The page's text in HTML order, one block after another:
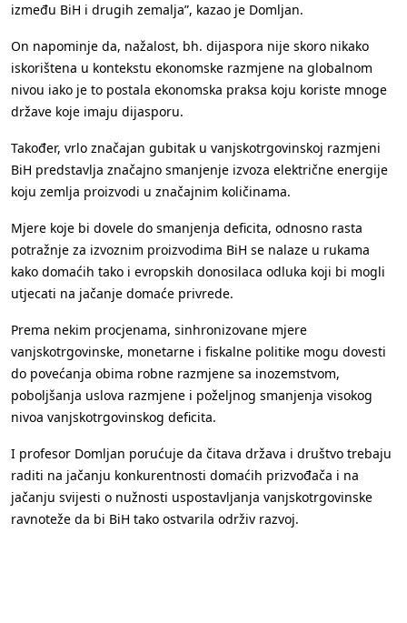
između BiH i drugih zemalja”, kazao je Domljan.
On napominje da, nažalost, bh. dijaspora nije skoro nikako
iskorištena u kontekstu ekonomske razmjene na globalnom
nivou iako je to postala ekonomska praksa koju koriste mnoge
države koje imaju dijasporu.
Također, vrlo značajan gubitak u vanjskotrgovinskoj razmjeni
BiH predstavlja značajno smanjenje izvoza električne energije
koju zemlja proizvodi u značajnim količinama.
Mjere koje bi dovele do smanjenja deficita, odnosno rasta
potražnje za izvoznim proizvodima BiH se nalaze u rukama
kako domaćih tako i evropskih donosilaca odluka koji bi mogli
utjecati na jačanje domaće privrede.
Prema nekim procjenama, sinhronizovane mjere
vanjskotrgovinske, monetarne i fiskalne politike mogu dovesti
do povećanja obima robne razmjene sa inozemstvom,
poboljšanja uslova razmjene i poželjnog smanjenja visokog
nivoa vanjskotrgovinskog deficita.
I profesor Domljan porućuje da čitava država i društvo trebaju
raditi na jačanju konkurentnosti domaćih prizvođača i na
jačanju svijesti o nužnosti uspostavljanja vanjskotrgovinske
ravnoteže da bi BiH tako ostvarila održiv razvoj.